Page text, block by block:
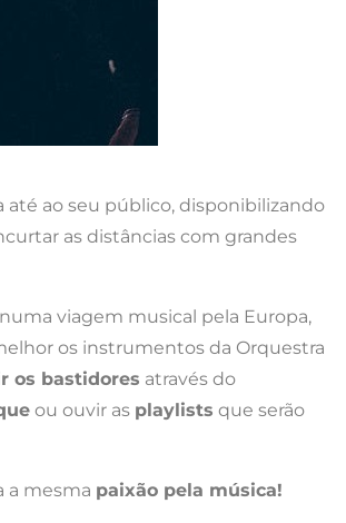
até ao seu público, disponibilizando
as distâncias com grandes
viagem musical pela Europa,
os instrumentos da Orquestra
os bastidores através do
ou ouvir as playlists que serão
a mesma paixão pela música!